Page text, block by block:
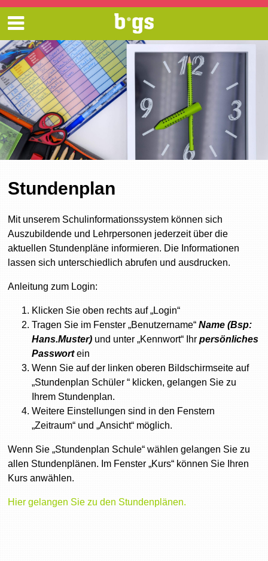
Stundenplan
Mit unserem Schulinformationssystem können sich
Auszubildende und Lehrpersonen jederzeit über die
aktuellen Stundenpläne informieren. Die Informationen
lassen sich unterschiedlich abrufen und ausdrucken.
Anleitung zum Login:
Klicken Sie oben rechts auf „Login“
Tragen Sie im Fenster „Benutzername“Name (Bsp:
Hans.Muster) und unter „Kennwort“ Ihrpersönliches
Passwortein
Wenn Sie auf der linken oberen Bildschirmseite auf
„Stundenplan Schüler “ klicken, gelangen Sie zu
Ihrem Stundenplan.
Weitere Einstellungen sind in den Fenstern
„Zeitraum“ und „Ansicht“ möglich.
Wenn Sie „Stundenplan Schule“ wählen gelangen Sie zu
allen Stundenplänen. Im Fenster „Kurs“ können Sie Ihren
Kurs anwählen.
Hier gelangen Sie zu den Stundenplänen.